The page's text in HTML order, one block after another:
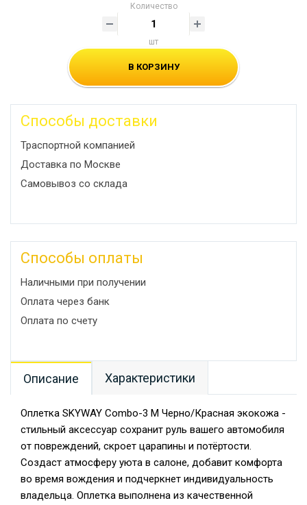
Количество
шт
В КОРЗИНУ
Способы доставки
Траспортной компанией
Доставка по Москве
Самовывоз со склада
Способы оплаты
Наличными при получении
Оплата через банк
Оплата по счету
Описание Характеристики
Оплетка SKYWAY Combo-3 M Черно/Красная экокожа -
стильный аксессуар сохранит руль вашего автомобиля
от повреждений, скроет царапины и потёртости.
Создаст атмосферу уюта в салоне, добавит комфорта
во время вождения и подчеркнет индивидуальность
владельца. Оплетка выполнена из качественной